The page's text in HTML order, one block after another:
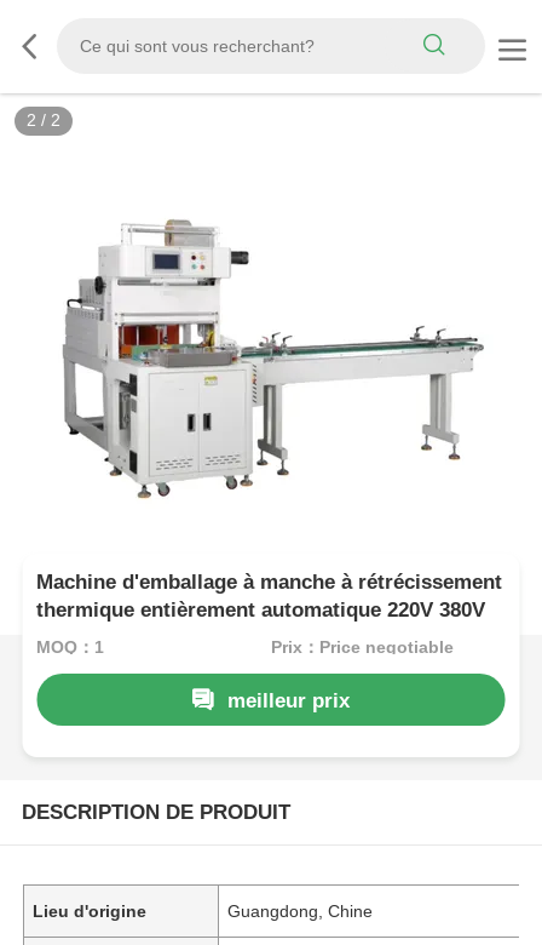
2 / 2
Machine d'emballage à manche à rétrécissement
thermique entièrement automatique 220V 380V
MOQ：1 Prix：Price negotiable
meilleur prix
DESCRIPTION DE PRODUIT
Lieu d'origine Guangdong, Chine